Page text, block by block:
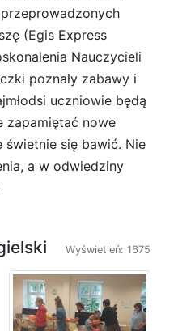
przeprowadzonych
(Egis Express
Nauczycieli
poznały zabawy i
uczniowie będą
zapamiętać nowe
świetnie się bawić. Nie
a w odwiedziny
Wyświetleń: 1675